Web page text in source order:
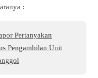
:
Pertanyakan
Pengambilan Unit